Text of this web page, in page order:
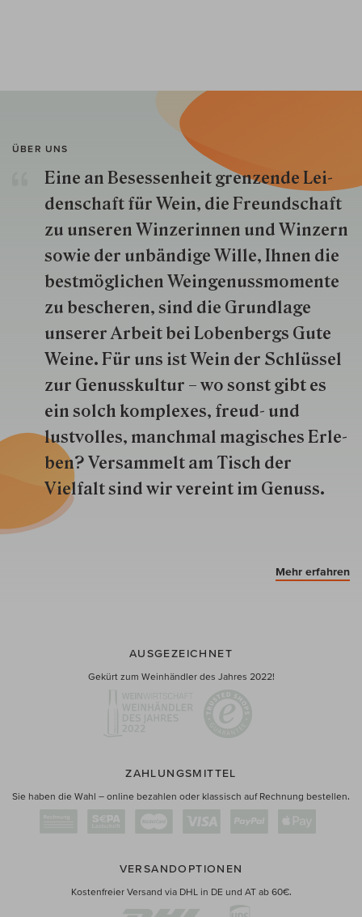
ÜBER UNS
Eine an Besessenheit gren­zende Lei­
den­schaft für Wein, die Freund­schaft
zu unseren Win­zer­innen und Win­zern
so­wie der un­bän­dige Wille, Ihnen die
best­mög­lich­en Wein­genuss­momente
zu besche­ren, sind die Grund­lage
unserer Arbeit bei Lobenbergs Gute
Weine. Für uns ist Wein der Schlüs­sel
zur Genuss­kultur – wo sonst gibt es
ein solch kom­plexes, freud- und
lustvolles, manchmal ma­gisch­es Er­le­
ben? Versammelt am Tisch der
Vielfalt sind wir ver­eint im Genuss.
Mehr erfahren
AUSGEZEICHNET
Gekürt zum Weinhändler des Jahres 2022!
ZAHLUNGSMITTEL
Sie haben die Wahl – online bezahlen oder klassisch auf Rechnung bestellen.
VERSANDOPTIONEN
Kostenfreier Versand via DHL in DE und AT ab 60€.